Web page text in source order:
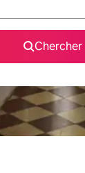
Chercher